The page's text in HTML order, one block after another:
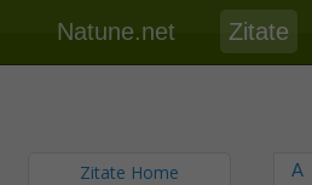
Natune.net Zitate
Zitate Home A